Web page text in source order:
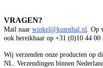
VRAGEN?
Mail naar winkel@kunsthal.nl. Op
ook bereikbaar op +31 (0)10 44 00
Wij verzenden onze producten op
NL. Verzendingen binnen